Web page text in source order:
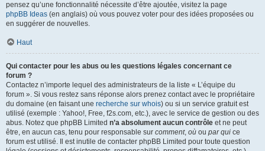
pensez qu’une fonctionnalité nécessite d’être ajoutée, visitez la page
phpBB Ideas (en anglais) où vous pouvez voter pour des idées proposées ou
en suggérer de nouvelles.
Haut
Qui contacter pour les abus ou les questions légales concernant ce
forum ?
Contactez n’importe lequel des administrateurs de la liste « L’équipe du
forum ». Si vous restez sans réponse alors prenez contact avec le propriétaire
du domaine (en faisant une recherche sur whois) ou si un service gratuit est
utilisé (exemple : Yahoo!, Free, f2s.com, etc.), avec le service de gestion ou des
abus. Notez que phpBB Limited n’a absolument aucun contrôle et ne peut
être, en aucun cas, tenu pour responsable sur comment, où ou par qui ce
forum est utilisé. Il est inutile de contacter phpBB Limited pour toute question